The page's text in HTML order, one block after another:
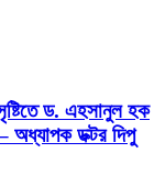
ড. এহসানুল হক
অধ্যাপক ডক্টর দিপু